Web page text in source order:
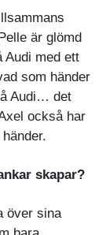
är glömd
Audi med ett
som händer
Audi… det
också har
skapar?
över sina